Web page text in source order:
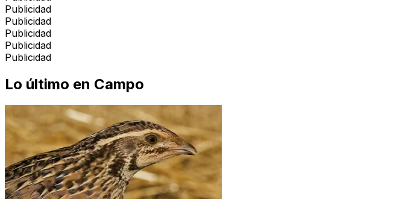
Publicidad
Publicidad
Publicidad
Publicidad
Publicidad
Lo último en Campo